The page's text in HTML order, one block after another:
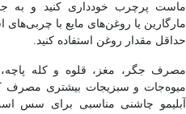
ماست پرچرب خودداری کنید و به
مارگارین یا روغن‌های مایع با چربی‌های
حداقل مقدار روغن استفاده کنید.
مصرف جگر، مغز، قلوه و کله
میوه‌جات و سبزیجات بیشتری مصرف
آبلیمو چاشنی مناسبی برای